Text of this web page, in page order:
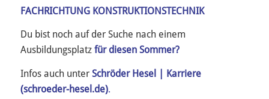
FACHRICHTUNG KONSTRUKTIONSTECHNIK
Du bist noch auf der Suche nach einem
Ausbildungsplatz für diesen Sommer?
Infos auch unter Schröder Hesel | Karriere
(schroeder-hesel.de).